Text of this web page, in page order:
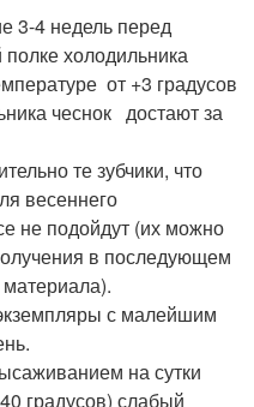
3-4 недель перед
холодильника
от +3 градусов
чеснок достают за
те зубчики, что
весеннего
не подойдут (их можно
в последующем
материала).
с малейшим
на сутки
градусов) слабый